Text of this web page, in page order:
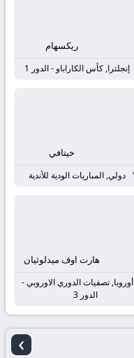
ريكسهام
إنجلترا, كأس الكاراباو - الدور 1
خيتافي
دولي, المباريات الودية للأندية
هارت اوف ميدلوثيان
أوروبا, تصفيات الدوري الاوروبي -
الدور 3
›